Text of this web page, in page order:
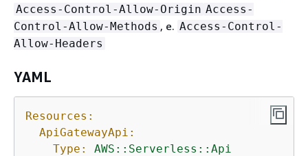
Access-Control-Allow-Origin Access-
Control-Allow-Methods , e. Access-Control-
Allow-Headers
YAML
Resources:
ApiGatewayApi:
Type:
AWS::Serverless::Api